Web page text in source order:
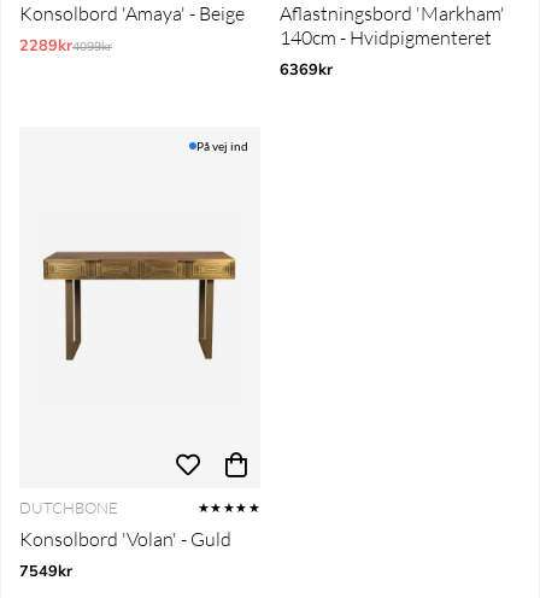
Konsolbord 'Amaya' - Beige
2289krNormalpris:
4099kr
Aflastningsbord 'Markham'
140cm - Hvidpigmenteret
6369kr
På vej ind
DUTCHBONE ★★★★★
Konsolbord 'Volan' - Guld
7549kr